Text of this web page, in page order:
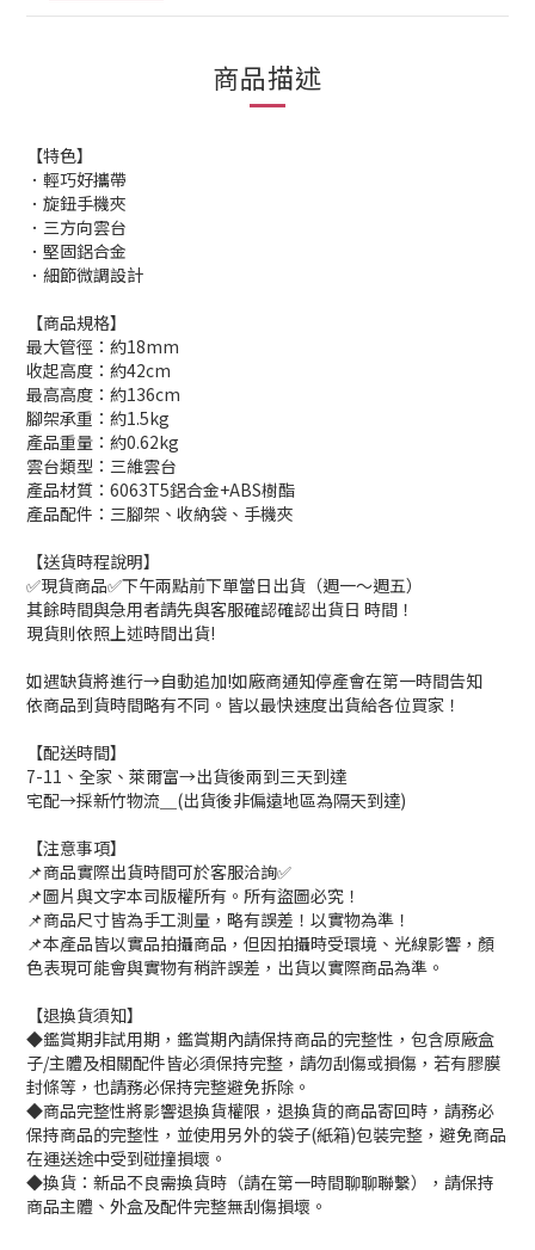
商品描述
【特色】
．輕巧好攜帶
．旋鈕手機夾
．三方向雲台
．堅固鋁合金
．細節微調設計
【商品規格】
最大管徑：約18mm
收起高度：約42cm
最高高度：約136cm
腳架承重：約1.5kg
產品重量：約0.62kg
雲台類型：三維雲台
產品材質：6063T5鋁合金+ABS樹酯
產品配件：三腳架、收納袋、手機夾
【送貨時程說明】
✅現貨商品✅下午兩點前下單當日出貨（週一～週五）
其餘時間與急用者請先與客服確認確認出貨日 時間！
現貨則依照上述時間出貨!
如遇缺貨將進行→自動追加!如廠商通知停產會在第一時間告知
依商品到貨時間略有不同。皆以最快速度出貨給各位買家！
【配送時間】
7-11、全家、萊爾富→出貨後兩到三天到達
宅配→採新竹物流＿(出貨後非偏遠地區為隔天到達)
【注意事項】
📌商品實際出貨時間可於客服洽詢✅
📌圖片與文字本司版權所有。所有盜圖必究！
📌商品尺寸皆為手工測量，略有誤差！以實物為準！
📌本產品皆以實品拍攝商品，但因拍攝時受環境、光線影響，顏
色表現可能會與實物有稍許誤差，出貨以實際商品為準。
【退換貨須知】
◆鑑賞期非試用期，鑑賞期內請保持商品的完整性，包含原廠盒
子/主體及相關配件皆必須保持完整，請勿刮傷或損傷，若有膠膜
封條等，也請務必保持完整避免拆除。
◆商品完整性將影響退換貨權限，退換貨的商品寄回時，請務必
保持商品的完整性，並使用另外的袋子(紙箱)包裝完整，避免商品
在運送途中受到碰撞損壞。
◆換貨：新品不良需換貨時（請在第一時間聊聊聯繫），請保持
商品主體、外盒及配件完整無刮傷損壞。